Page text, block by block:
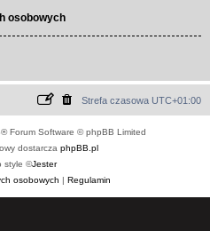
osobowych
Strefa czasowa UTC+01:00
® Forum Software © phpBB Limited
dostarcza phpBB.pl
style ©Jester
osobowych | Regulamin